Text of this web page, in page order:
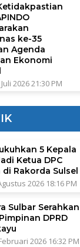
ke-35
Agenda
Ekonomi
2026 21:30 PM
5 Kepala
Ketua DPC
di Rakorda Sulsel
2026 18:16 PM
Sulbar Serahkan
DPRD
2026 16:32 PM